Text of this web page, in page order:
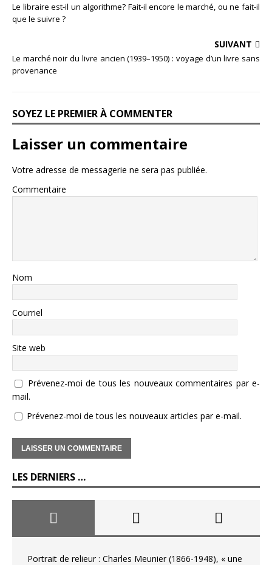
Le libraire est-il un algorithme? Fait-il encore le marché, ou ne fait-il
que le suivre ?
SUIVANT
Le marché noir du livre ancien (1939–1950) : voyage d’un livre sans
provenance
SOYEZ LE PREMIER À COMMENTER
Laisser un commentaire
Votre adresse de messagerie ne sera pas publiée.
Commentaire
Nom
Courriel
Site web
Prévenez-moi de tous les nouveaux commentaires par e-
mail.
Prévenez-moi de tous les nouveaux articles par e-mail.
LES DERNIERS …
Portrait de relieur : Charles Meunier (1866-1948), « une